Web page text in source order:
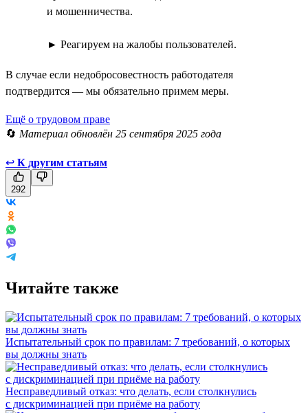
и мошенничества.
► Реагируем на жалобы пользователей.
В случае если недобросовестность работодателя
подтвердится — мы обязательно примем меры.
Ещё о трудовом праве
🔄 Материал обновлён 25 сентября 2025 года
↩ К другим статьям
292
Читайте также
Испытательный срок по правилам: 7 требований, о которых
вы должны знать
Несправедливый отказ: что делать, если столкнулись
с дискриминацией при приёме на работу